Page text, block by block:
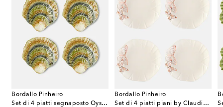
Bordallo Pinheiro
Set di 4 piatti segnaposto Oyster & Scallops in ceramica
Bordallo Pinheiro
Set di 4 piatti piani by Claudia Schiffer